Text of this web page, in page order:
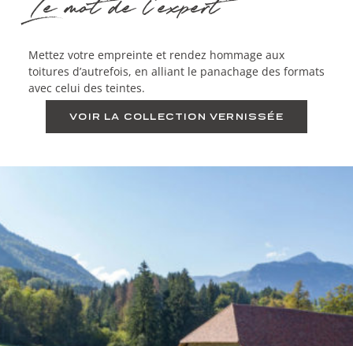
Le mot de l'expert
Mettez votre empreinte et rendez hommage aux
toitures d’autrefois, en alliant le panachage des formats
avec celui des teintes.
VOIR LA COLLECTION VERNISSÉE